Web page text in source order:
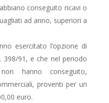
conseguito ricavi o
ad anno, superiori a
esercitato l’opzione di
91, e che nel periodo
hanno conseguito,
proventi per un
euro.